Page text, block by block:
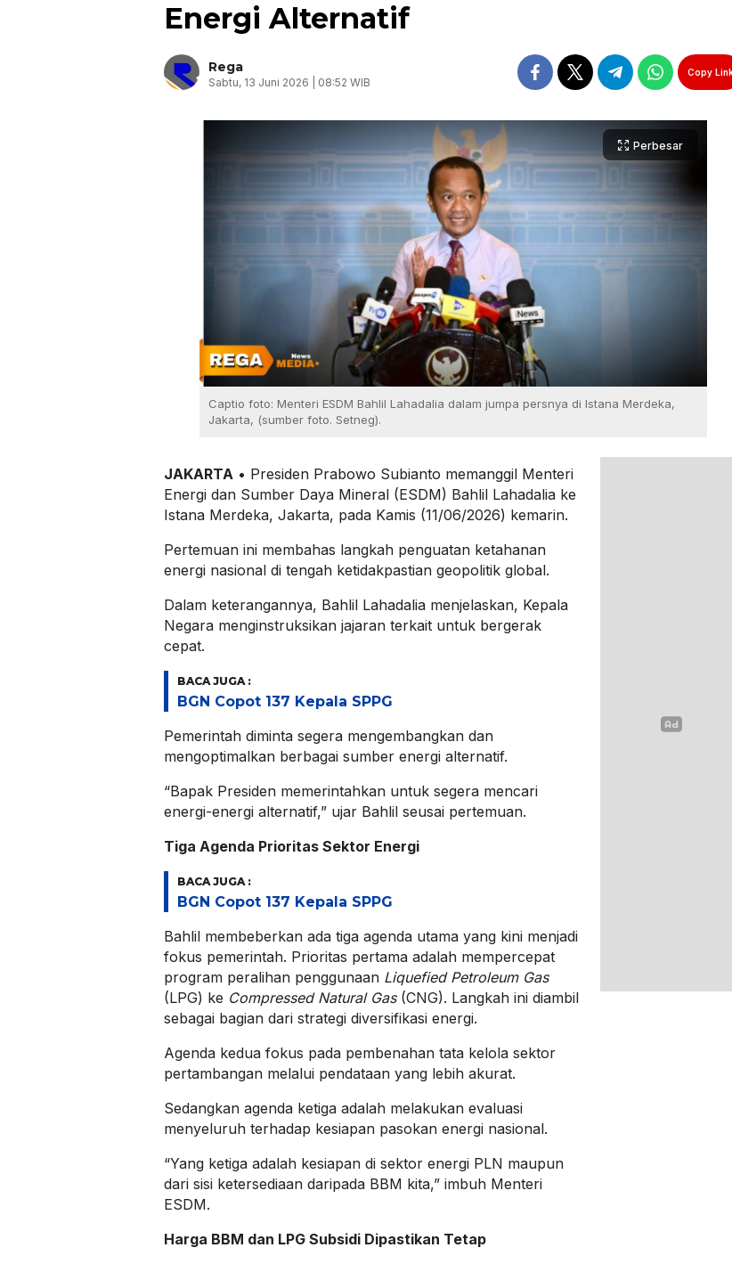
Energi Alternatif
Rega
Sabtu, 13 Juni 2026 | 08:52 WIB
Copy
Perbesar
Captio foto: Menteri ESDM Bahlil Lahadalia dalam jumpa persnya di Istana Merdeka,
Jakarta, (sumber foto. Setneg).
JAKARTA • Presiden Prabowo Subianto memanggil Menteri
Energi dan Sumber Daya Mineral (ESDM) Bahlil Lahadalia ke
Istana Merdeka, Jakarta, pada Kamis (11/06/2026) kemarin.
Pertemuan ini membahas langkah penguatan ketahanan
energi nasional di tengah ketidakpastian geopolitik global.
Dalam keterangannya, Bahlil Lahadalia menjelaskan, Kepala
Negara menginstruksikan jajaran terkait untuk bergerak
cepat.
BACA JUGA :
BGN Copot 137 Kepala SPPG
Pemerintah diminta segera mengembangkan dan
mengoptimalkan berbagai sumber energi alternatif.
“Bapak Presiden memerintahkan untuk segera mencari
energi-energi alternatif,” ujar Bahlil seusai pertemuan.
Tiga Agenda Prioritas Sektor Energi
BACA JUGA :
BGN Copot 137 Kepala SPPG
Bahlil membeberkan ada tiga agenda utama yang kini menjadi
fokus pemerintah. Prioritas pertama adalah mempercepat
program peralihan penggunaan Liquefied Petroleum Gas
(LPG) ke Compressed Natural Gas(CNG). Langkah ini diambil
sebagai bagian dari strategi diversifikasi energi.
Agenda kedua fokus pada pembenahan tata kelola sektor
pertambangan melalui pendataan yang lebih akurat.
Sedangkan agenda ketiga adalah melakukan evaluasi
menyeluruh terhadap kesiapan pasokan energi nasional.
“Yang ketiga adalah kesiapan di sektor energi PLN maupun
dari sisi ketersediaan daripada BBM kita,” imbuh Menteri
ESDM.
Harga BBM dan LPG Subsidi Dipastikan Tetap